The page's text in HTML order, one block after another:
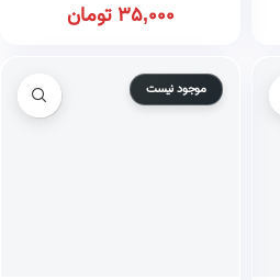
35,000تومان
موجود نیست